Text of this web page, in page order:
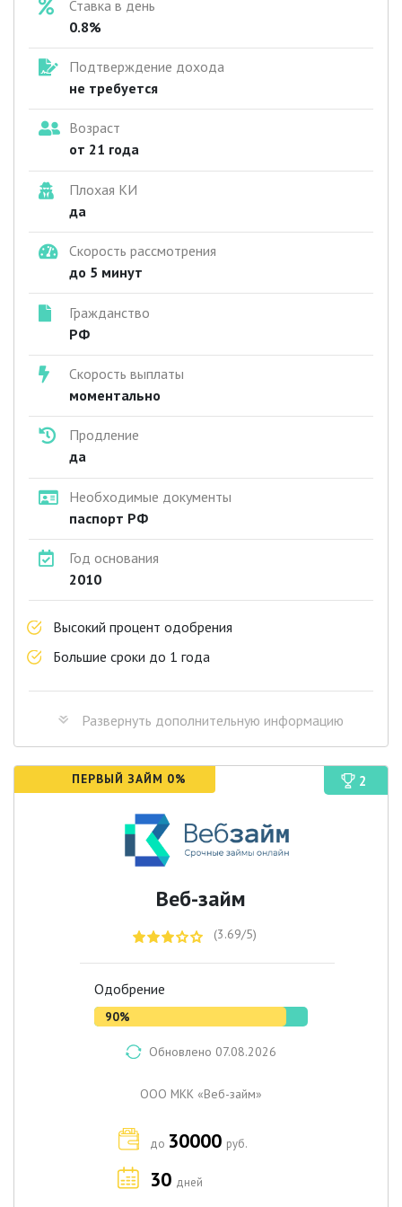
Ставка в день
0.8%
Подтверждение дохода
не требуется
Возраст
от 21 года
Плохая КИ
да
Скорость рассмотрения
до 5 минут
Гражданство
РФ
Скорость выплаты
моментально
Продление
да
Необходимые документы
паспорт РФ
Год основания
2010
Высокий процент одобрения
Большие сроки до 1 года
Развернуть дополнительную информацию
ПЕРВЫЙ ЗАЙМ 0% 2
Веб-займ
(3.69/5)
Одобрение
90%
Обновлено 07.08.2026
ООО МКК «Веб-займ»
до 30000 руб.
30 дней